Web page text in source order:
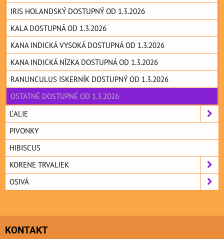
IRIS HOLANDSKÝ DOSTUPNÝ OD 1.3.2026
KALA DOSTUPNÁ OD 1.3.2026
KANA INDICKÁ VYSOKÁ DOSTUPNÁ OD 1.3.2026
KANA INDICKÁ NÍZKA DOSTUPNÁ OD 1.3.2026
RANUNCULUS ISKERNÍK DOSTUPNÝ OD 1.3.2026
OSTATNÉ DOSTUPNÉ OD 1.3.2026
ĽALIE
PIVONKY
HIBISCUS
KORENE TRVALIEK
OSIVÁ
KONTAKT